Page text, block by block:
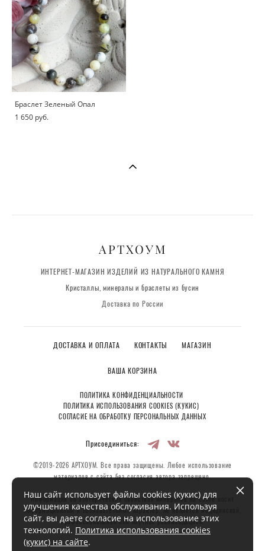
Браслет Зеленый Опал
1 650 pуб.
АРТХОУМ
ИНТЕРНЕТ-МАГАЗИН ИЗДЕЛИЙ ИЗ НАТУРАЛЬНОГО КАМНЯ
Кристаллы, минералы и браслеты из бусин
Доставка по России
ДОСТАВКА И ОПЛАТА КОНТАКТЫ МАГАЗИН
ВАША КОРЗИНА
ПОЛИТИКА КОНФИДЕНЦИАЛЬНОСТИ
ПОЛИТИКА ИСПОЛЬЗОВАНИЯ COOKIES (КУКИС)
СОГЛАСИЕ НА ОБРАБОТКУ ПЕРСОНАЛЬНЫХ ДАННЫХ
Присоединиться:
©2019-2026 АРТХОУМ. Все права защищены. Любое использование
материалов с сайта без согласия автора запрещено.
Информация об эзотерических свойствах минералов на сайте носит
информационный и познавательный характер, не является медицинской,
профессиональной или научной рекомендацией.
Наш сайт использует файлы cookies (кукис) для
улучшения качества обслуживания. Используя
сайт, вы даете согласие на использование этих
технологий. Политика использования cookies
(кукис) на сайте.